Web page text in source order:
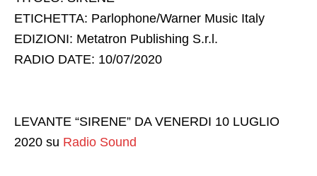
ETICHETTA: Parlophone/Warner Music Italy
EDIZIONI: Metatron Publishing S.r.l.
RADIO DATE: 10/07/2020
LEVANTE “SIRENE” DA VENERDI 10 LUGLIO
2020 su Radio Sound